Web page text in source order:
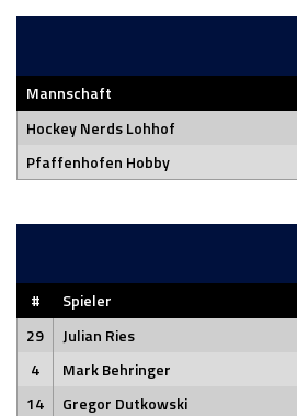
Mannschaft
Hockey Nerds Lohhof
Pfaffenhofen Hobby
# Spieler
29
Julian Ries
4
Mark Behringer
14
Gregor Dutkowski